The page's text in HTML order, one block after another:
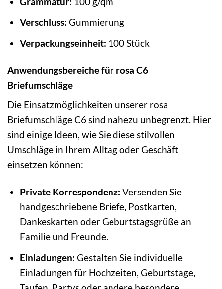
Verschluss: Gummierung
Verpackungseinheit: 100 Stück
Anwendungsbereiche für rosa C6
Briefumschläge
Die Einsatzmöglichkeiten unserer rosa
Briefumschläge C6 sind nahezu unbegrenzt. Hier
sind einige Ideen, wie Sie diese stilvollen
Umschläge in Ihrem Alltag oder Geschäft
einsetzen können:
Private Korrespondenz: Versenden Sie
handgeschriebene Briefe, Postkarten,
Dankeskarten oder Geburtstagsgrüße an
Familie und Freunde.
Einladungen: Gestalten Sie individuelle
Einladungen für Hochzeiten, Geburtstage,